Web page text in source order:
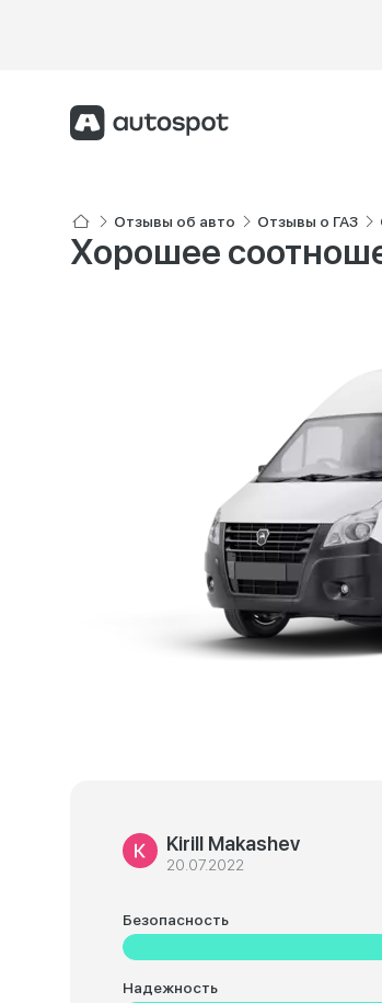
Отзывы об авто Отзывы о ГАЗ
Хорошее
Kirill Makashev
20.07.2022
Безопасность
Надежность